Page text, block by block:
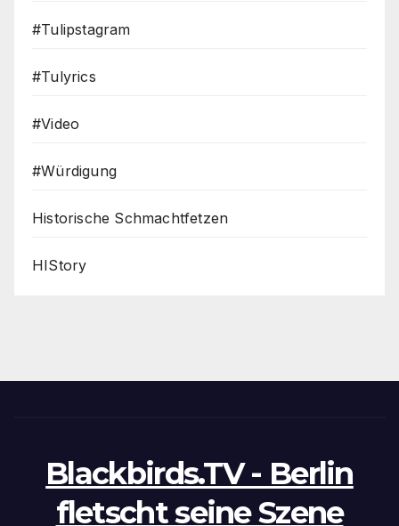
#Tulipstagram
#Tulyrics
#Video
#Würdigung
Historische Schmachtfetzen
HIStory
Blackbirds.TV - Berlin
fletscht seine Szene